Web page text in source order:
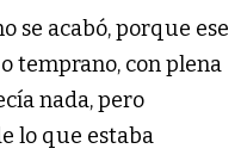
se acabó, porque ese
temprano, con plena
nada, pero
lo que estaba